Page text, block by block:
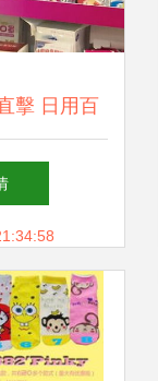
擊 日用百
組圖）